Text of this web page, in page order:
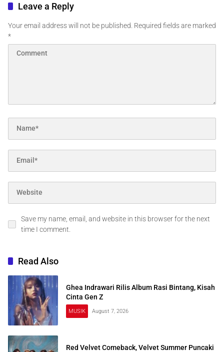
Leave a Reply
Your email address will not be published. Required fields are marked
*
Save my name, email, and website in this browser for the next
time I comment.
Read Also
Ghea Indrawari Rilis Album Rasi Bintang, Kisah
Cinta Gen Z
MUSIK August 7, 2026
Red Velvet Comeback, Velvet Summer Puncaki